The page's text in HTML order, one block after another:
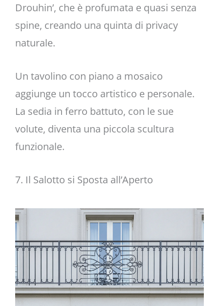
Drouhin’, che è profumata e quasi senza
spine, creando una quinta di privacy
naturale.
Un tavolino con piano a mosaico
aggiunge un tocco artistico e personale.
La sedia in ferro battuto, con le sue
volute, diventa una piccola scultura
funzionale.
7. Il Salotto si Sposta all’Aperto